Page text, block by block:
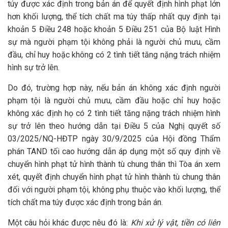
túy được xác định trong bản án để quyết định hình phạt lớn
hơn khối lượng, thể tích chất ma túy thấp nhất quy định tại
khoản 5 Điều 248 hoặc khoản 5 Điều 251 của Bộ luật Hình
sự mà người phạm tội không phải là người chủ mưu, cầm
đầu, chỉ huy hoặc không có 2 tình tiết tăng nặng trách nhiệm
hình sự trở lên.
Do đó, trường hợp này, nếu bản án không xác định người
phạm tội là người chủ mưu, cầm đầu hoặc chỉ huy hoặc
không xác định họ có 2 tình tiết tăng nặng trách nhiệm hình
sự trở lên theo hướng dẫn tại Điều 5 của Nghị quyết số
03/2025/NQ-HĐTP ngày 30/9/2025 của Hội đồng Thẩm
phán TAND tối cao hướng dẫn áp dụng một số quy định về
chuyển hình phạt tử hình thành tù chung thân thì Tòa án xem
xét, quyết định chuyển hình phạt tử hình thành tù chung thân
đối với người phạm tội, không phụ thuộc vào khối lượng, thể
tích chất ma túy được xác định trong bản án.
Một câu hỏi khác được nêu đó là: Khi xử lý vật, tiền có liên